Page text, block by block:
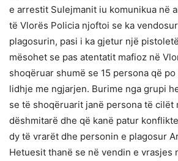
e arrestit Sulejmanit iu komunikua në
të Vlorës Policia njoftoi se ka
plagosurin, pasi i ka gjetur një
mësohet se pas atentatit mafioz në
shoqëruar shumë se 15 persona që
lidhje me ngjarjen. Burime nga grupi
se të shoqëruarit janë persona të cilët
dëshmitarë dhe që kanë patur
dy të vrarët dhe personin e plagosur
Hetuesit thanë se në vendin e vrasjes